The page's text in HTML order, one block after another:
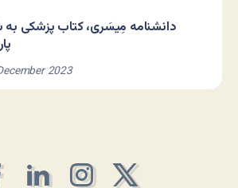
دانشنامه مِیسَری، کتاب پزشکی
2023